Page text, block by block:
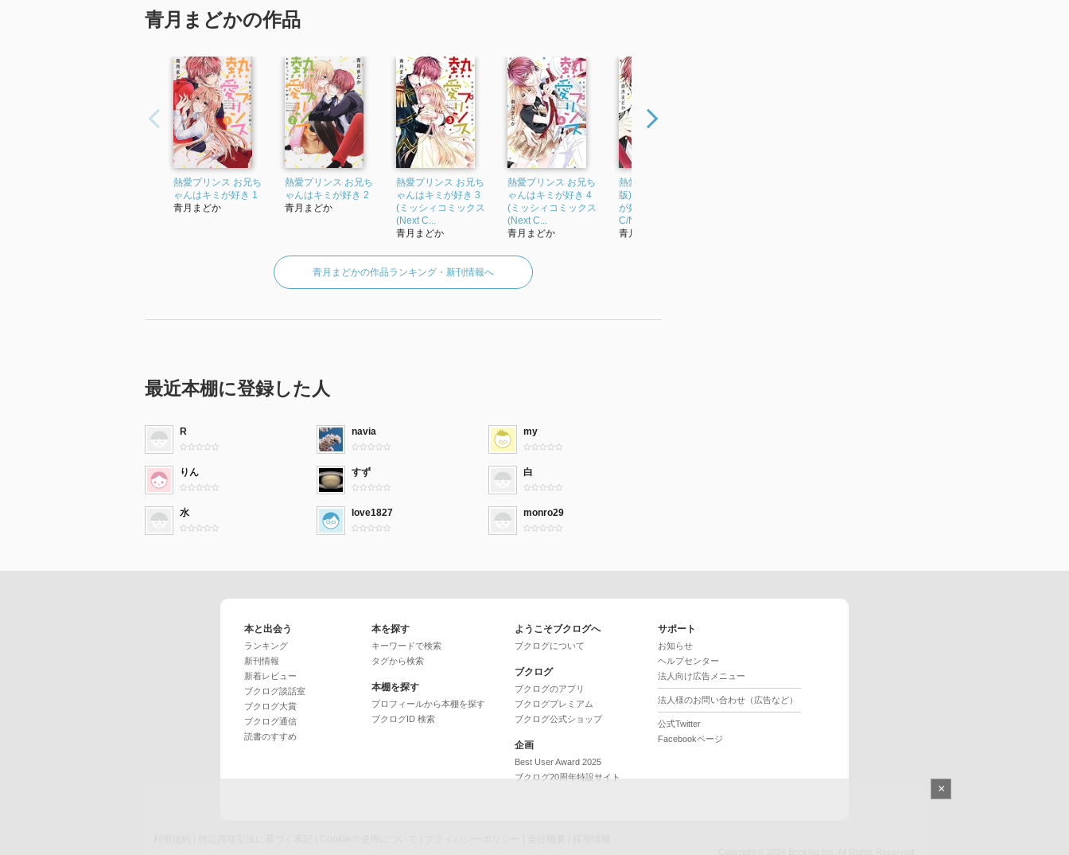
青月まどかの作品
熱愛プリンス お兄ち
ゃんはキミが好き 1
青月まどか
熱愛プリンス お兄ち
ゃんはキミが好き 2
青月まどか
熱愛プリンス お兄ち
ゃんはキミが好き 3
(ミッシィコミックス
(Next C...
青月まどか
熱愛プリンス お兄ち
ゃんはキミが好き 4
(ミッシィコミックス
(Next C...
青月まどか
熱愛プリンス(宙出版
版) お兄ちゃんはキミ
が好き (5) (ミッシィ
C/Ne...
青月まどか
青月まどかの作品ランキング・新刊情報へ
最近本棚に登録した人
R navia my
りん すず 白
水 love1827 monro29
本と出会う
ランキング
新刊情報
新着レビュー
ブクログ談話室
ブクログ大賞
ブクログ通信
読書のすすめ
本を探す
キーワードで検索
タグから検索
本棚を探す
プロフィールから本棚を探す
ブクログID 検索
ようこそブクログへ
ブクログについて
ブクログ
ブクログのアプリ
ブクログプレミアム
ブクログ公式ショップ
企画
Best User Award 2025
ブクログ20周年特設サイト
サポート
お知らせ
ヘルプセンター
法人向け広告メニュー
法人様のお問い合わせ（広告など）
公式Twitter
Facebookページ
×